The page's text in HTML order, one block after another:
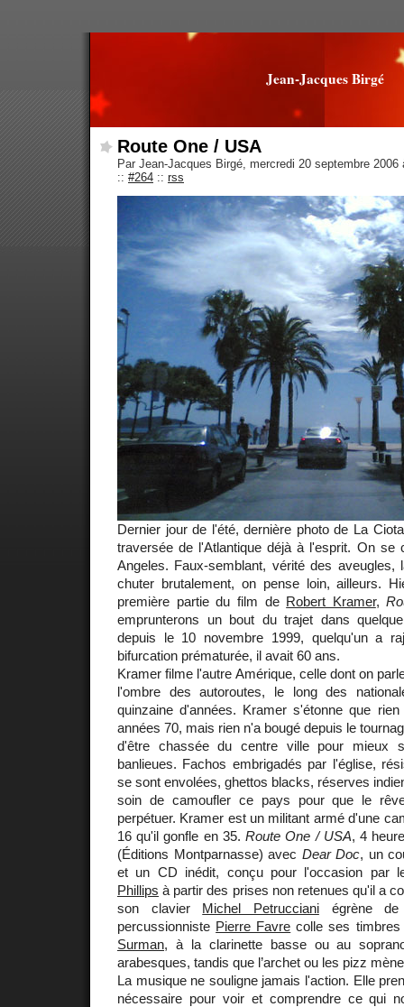
Jean-Jacques Birgé
Route One / USA
Par Jean-Jacques Birgé, mercredi 20 septembre
:: #264 :: rss
Dernier jour de l'été, dernière photo de La
traversée de l'Atlantique déjà à l'esprit. On se
Angeles. Faux-semblant, vérité des aveugles,
chuter brutalement, on pense loin, ailleurs.
première partie du film de Robert Kramer,
emprunterons un bout du trajet dans
depuis le 10 novembre 1999, quelqu'un a
bifurcation prématurée, il avait 60 ans.
Kramer filme l'autre Amérique, celle dont on
l'ombre des autoroutes, le long des
quinzaine d'années. Kramer s'étonne que
années 70, mais rien n'a bougé depuis le
d'être chassée du centre ville pour mieux
banlieues. Fachos embrigadés par l'église,
se sont envolées, ghettos blacks, réserves
soin de camoufler ce pays pour que le
perpétuer. Kramer est un militant armé d'une
16 qu'il gonfle en 35.Route One / USA, 4
(Éditions Montparnasse) avec Dear Doc, un
et un CD inédit, conçu pour l'occasion par
Phillips à partir des prises non retenues qu'il a
son clavier Michel Petruccianiégrène de
percussionniste Pierre Favre colle ses
Surman, à la clarinette basse ou au
arabesques, tandis que l’archet ou les pizz
La musique ne souligne jamais l'action. Elle
nécessaire pour voir et comprendre ce qui